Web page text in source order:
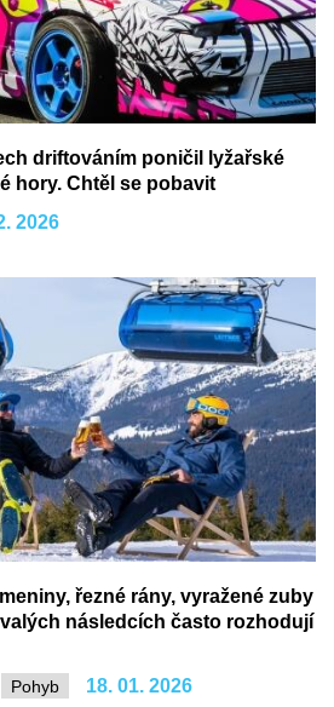
driftováním poničil lyžařské
hory. Chtěl se pobavit
2026
řezné rány, vyražené zuby
následcích často rozhodují
Pohyb 18. 01. 2026